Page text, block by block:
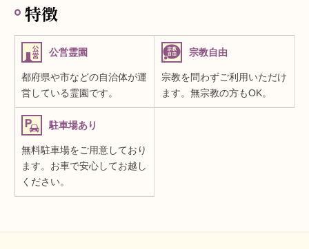
特徴
公営霊園
都府県や市などの自治体が運
営している霊園です。
宗教自由
宗教を問わずご利用いただけ
ます。無宗教の方もOK。
駐車場あり
無料駐車場をご用意しており
ます。お車で安心してお越し
ください。